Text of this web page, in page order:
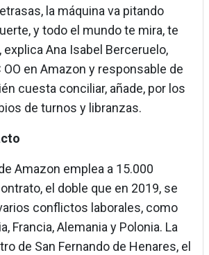
la máquina va pitando
y todo el mundo te mira, te
explica Ana Isabel Berceruelo,
OO en Amazon y responsable de
cuesta conciliar, añade, por los
de turnos y libranzas.
Amazon emplea a 15.000
el doble que en 2019, se
conflictos laborales, como
Francia, Alemania y Polonia. La
de San Fernando de Henares, el